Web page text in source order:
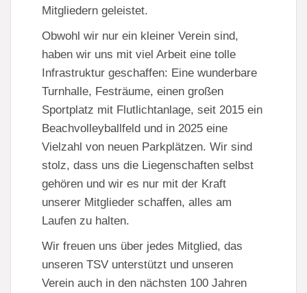
Mitgliedern geleistet.
Obwohl wir nur ein kleiner Verein sind,
haben wir uns mit viel Arbeit eine tolle
Infrastruktur geschaffen: Eine wunderbare
Turnhalle, Festräume, einen großen
Sportplatz mit Flutlichtanlage, seit 2015 ein
Beachvolleyballfeld und in 2025 eine
Vielzahl von neuen Parkplätzen. Wir sind
stolz, dass uns die Liegenschaften selbst
gehören und wir es nur mit der Kraft
unserer Mitglieder schaffen, alles am
Laufen zu halten.
Wir freuen uns über jedes Mitglied, das
unseren TSV unterstützt und unseren
Verein auch in den nächsten 100 Jahren